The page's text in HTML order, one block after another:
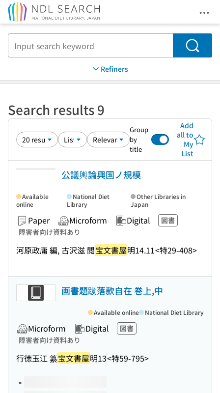
Search
Refiners
Search results 9
Group
by
title
Add
all to
My
List
公議輿論興国ノ規模
Paper Microform Digital
図書
障害者向け資料あり
河原政庸 編, 古沢滋 閲宝文書屋明14.11<特29-408>
Available
online
National Diet
Library
Other Libraries in
Japan
画書題跋落款自在 巻上,中
Microform Digital
図書
障害者向け資料あり
行徳玉江 纂宝文書屋明13<特59-795>
Available online National Diet Library
Volumes of this title